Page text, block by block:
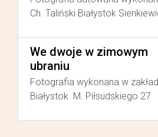
Ch. Taliński Białystok
We dwoje w zimowym
ubraniu
Fotografia wykonana w
Białystok M. Piłsudskiego 27